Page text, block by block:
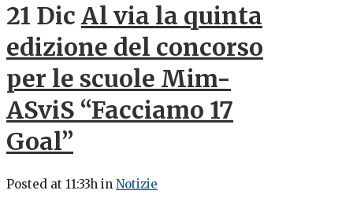
21 Dic Al via la quinta
edizione del concorso
per le scuole Mim-
ASviS “Facciamo 17
Goal”
Posted at 11:33h in Notizie